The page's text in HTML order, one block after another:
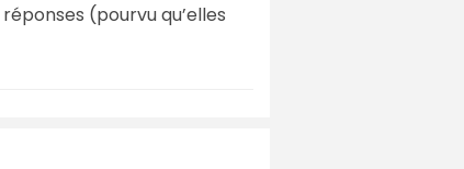
(pourvu qu’elles